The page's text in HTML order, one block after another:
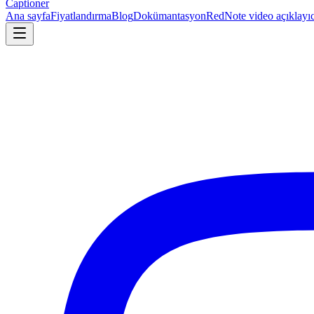
Captioner
Ana sayfaFiyatlandırmaBlogDokümantasyonRedNote video